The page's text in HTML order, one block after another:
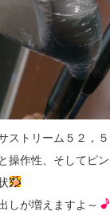
ストリーム５２，
操作性、そしてピ
しが増えますよ～